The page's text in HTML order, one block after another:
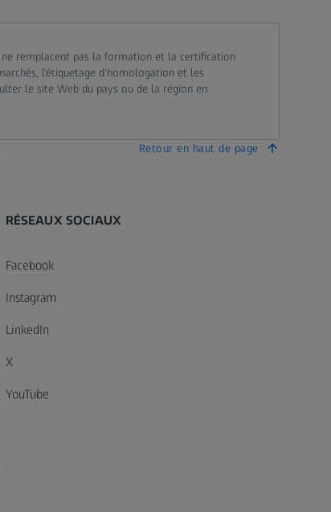
remplacent pas la formation et la certification
l'étiquetage d'homologation et les
le site Web du pays ou de la région en
Retour en haut de page
RÉSEAUX SOCIAUX
Facebook
Instagram
LinkedIn
X
YouTube